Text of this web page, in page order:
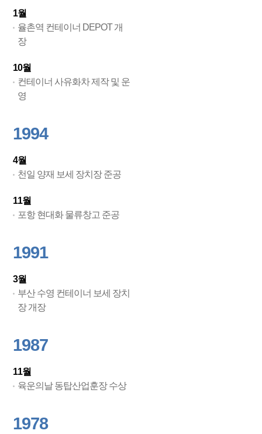
1월
율촌역 컨테이너 DEPOT 개
장
10월
컨테이너 사유화차 제작 및 운
영
1994
4월
천일 양재 보세 장치장 준공
11월
포항 현대화 물류창고 준공
1991
3월
부산 수영 컨테이너 보세 장치
장 개장
1987
11월
육운의날 동탑산업훈장 수상
1978